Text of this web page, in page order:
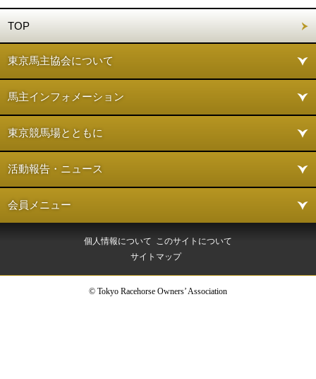
TOP
東京馬主協会について
馬主インフォメーション
東京競馬場とともに
活動報告・ニュース
会員メニュー
個人情報について このサイトについて
サイトマップ
© Tokyo Racehorse Owners’ Association